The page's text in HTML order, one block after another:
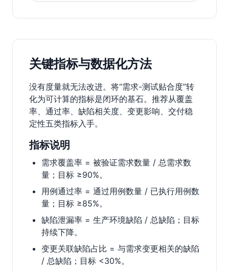
关键指标与数据化方法
没有度量就无法改进。将“需求-测试贴合度”转
化为可计算的指标是闭环的基石。推荐从覆盖
率、通过率、缺陷相关度、变更影响、交付稳
定性五类指标入手。
指标说明
需求覆盖率 = 被验证需求数量 / 总需求数
量；目标 ≥90%。
用例通过率 = 通过用例数量 / 已执行用例数
量；目标 ≥85%。
缺陷泄漏率 = 生产环境缺陷 / 总缺陷；目标
持续下降。
变更关联缺陷占比 = 与需求变更相关的缺陷
/ 总缺陷；目标 <30%。